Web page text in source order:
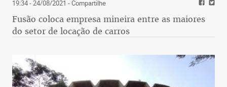
19:34 - 24/08/2021 - Compartilhe
Fusão coloca empresa mineira entre as maiores
do setor de locação de carros